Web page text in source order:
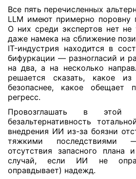
Все пять перечисленных
LLM имеют примерно поровну
О них среди экспертов нет не
даже намека на сближение
IT-индустрия находится в
бифуркации — разногласий и
на два, а на несколько
решается сказать, какое
безопаснее, какое обещает
регресс.
Провозглашать в этой
безальтернативность
внедрения ИИ из-за боязни
тяжкими последствиями
отсутствия запасного плана
случай, если ИИ не
оправдывает) надежд.